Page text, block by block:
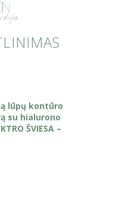
lūpų kontūro
su hialurono
ŠVIESA –